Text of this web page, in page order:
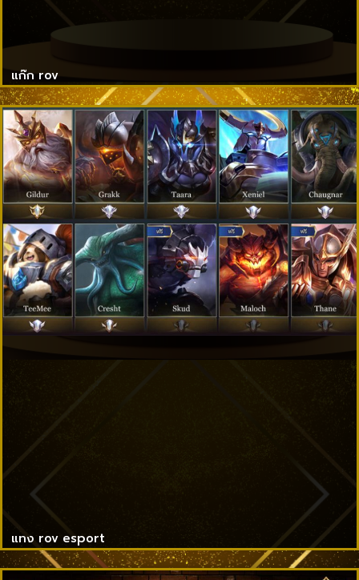
แก๊ก rov
แทง rov esport